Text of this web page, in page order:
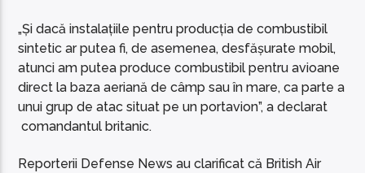
„Și dacă instalațiile pentru producția de combustibil
sintetic ar putea fi, de asemenea, desfășurate mobil,
atunci am putea produce combustibil pentru avioane
direct la baza aeriană de câmp sau în mare, ca parte a
unui grup de atac situat pe un portavion”, a declarat
comandantul britanic.
Reporterii Defense News au clarificat că British Air